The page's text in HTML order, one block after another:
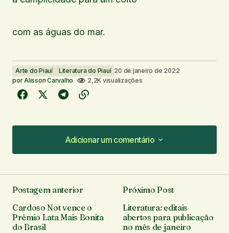
com as águas do mar.
Arte do Piauí Literatura do Piauí 20 de janeiro de 2022
porAlisson Carvalho 2,2K visualizações
Adicionar um comentário
Adicionar um comentário
O seu endereço de e-mail não será publicado.
Campos obrigatórios são marcados com*
Postagem anterior
Cardoso Not vence o
Prêmio Lata Mais Bonita
do Brasil
Próximo Post
Literatura: editais
abertos para publicação
no mês de janeiro